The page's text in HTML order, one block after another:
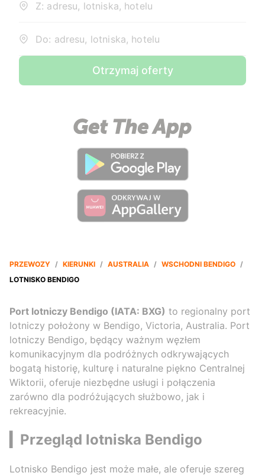
Z: adresu, lotniska, hotelu
Do: adresu, lotniska, hotelu
Otrzymaj oferty
PRZEWOZY / KIERUNKI / AUSTRALIA / WSCHODNI BENDIGO /
LOTNISKO BENDIGO
Port lotniczy Bendigo (IATA: BXG) to regionalny port
lotniczy położony w Bendigo, Victoria, Australia. Port
lotniczy Bendigo, będący ważnym węzłem
komunikacyjnym dla podróżnych odkrywających
bogatą historię, kulturę i naturalne piękno Centralnej
Wiktorii, oferuje niezbędne usługi i połączenia
zarówno dla podróżujących służbowo, jak i
rekreacyjnie.
▎Przegląd lotniska Bendigo
Lotnisko Bendigo jest może małe, ale oferuje szereg